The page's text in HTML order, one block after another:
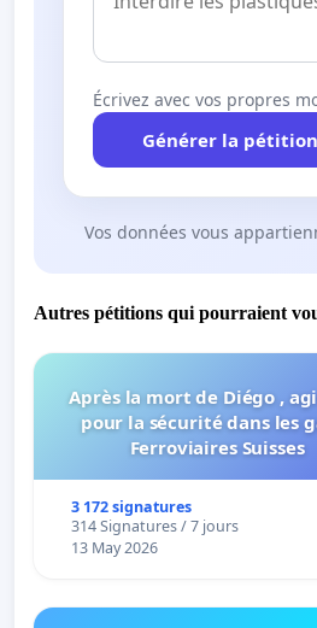
Écrivez avec vos propres
Générer la pétition
Vos données vous
Autres pétitions qui pourraient
Après la mort de Diégo ,
pour la sécurité dans les
Ferroviaires Suisses
3 172 signatures
314 Signatures / 7 jours
13 May 2026